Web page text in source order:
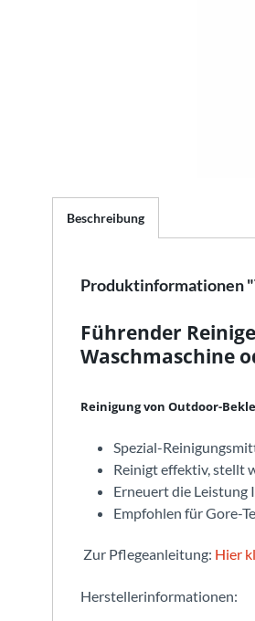
Beschreibung
Produktinformationen
Führender
Waschmaschine
Reinigung von Outdoor-
Spezial-
Reinigt effektiv, stellt
Erneuert die Leistung
Empfohlen für Gore-
Zur Pflegeanleitung: Hier
Herstellerinformationen: